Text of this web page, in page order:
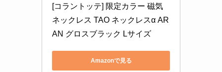
[コラントッテ] 限定カラー 磁気
ネックレス TAO ネックレスα AR
AN グロスブラック Lサイズ
Amazonで見る